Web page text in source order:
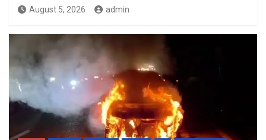
August 5, 2026 admin